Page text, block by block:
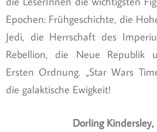
Epochen: Frühgeschichte, die
Jedi, die Herrschaft des
Rebellion, die Neue Republik
Ersten Ordnung. „Star Wars
die galaktische Ewigkeit!
Dorling